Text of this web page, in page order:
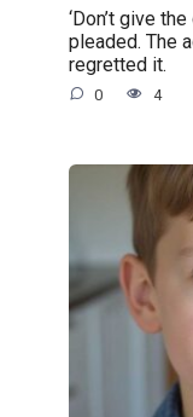
‘Don’t give
pleaded. The
regretted it.
0 4